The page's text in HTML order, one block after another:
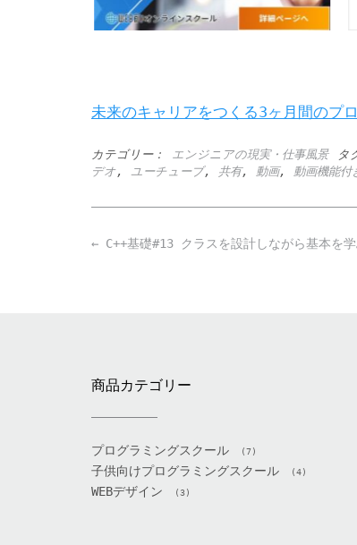
未来のキャリアをつくる3ヶ月間のプ
カテゴリー： エンジニアの現実・仕事風景 タ
デオ, ユーチューブ, 共有, 動画, 動画機能付
Post
← C++基礎#13 クラスを設計しながら基本を
商品カテゴリー
プログラミングスクール (7)
子供向けプログラミングスクール (4)
WEBデザイン (3)